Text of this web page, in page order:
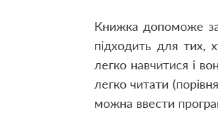
Книжка допоможе
підходить для тих,
легко навчитися і
легко читати
можна ввести